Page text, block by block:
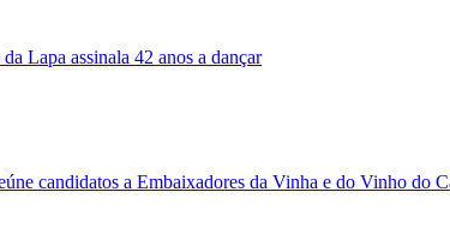
Lapa assinala 42 anos a dançar
candidatos a Embaixadores da Vinha e do Vinho do